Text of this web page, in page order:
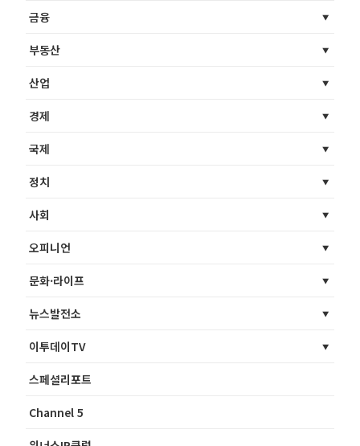
금융
부동산
산업
경제
국제
정치
사회
오피니언
문화·라이프
뉴스발전소
이투데이TV
스페셜리포트
Channel 5